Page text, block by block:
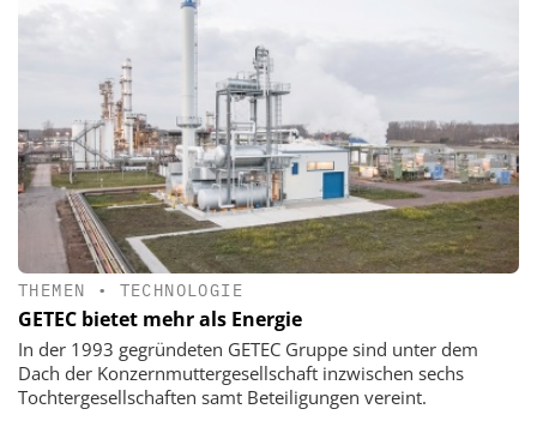
THEMEN • TECHNOLOGIE
GETEC bietet mehr als Energie
In der 1993 gegründeten GETEC Gruppe sind unter dem
Dach der Konzernmuttergesellschaft inzwischen sechs
Tochtergesellschaften samt Beteiligungen vereint.